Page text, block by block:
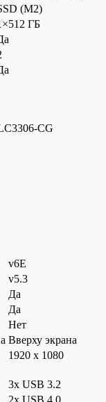
(M2)
ГБ
CG
v6E
v5.3
Да
Да
Нет
Вверху экрана
1920 x 1080
3x USB 3.2
2x USB 4.0